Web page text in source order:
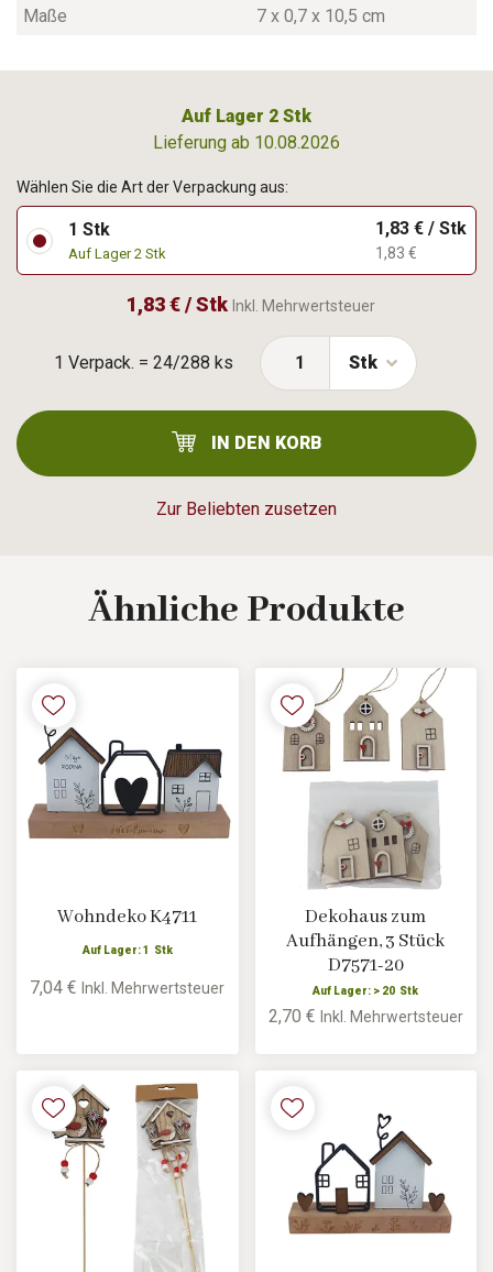
Maße
7 x 0,7 x 10,5 cm
Auf Lager 2 Stk
Lieferung ab 10.08.2026
1 Verpack. = 24/288 ks
Zur Beliebten zusetzen
Wählen Sie die Art der Verpackung aus:
1 Stk
Auf Lager 2 Stk
1,83 € / Stk
1,83 €
1,83 € / Stk Inkl. Mehrwertsteuer
Stk
IN DEN KORB
Ähnliche Produkte
Wohndeko K4711
Auf Lager: 1 Stk
7,04 €Inkl. Mehrwertsteuer
Dekohaus zum
Aufhängen, 3 Stück
D7571-20
Auf Lager: > 20 Stk
2,70 € Inkl. Mehrwertsteuer